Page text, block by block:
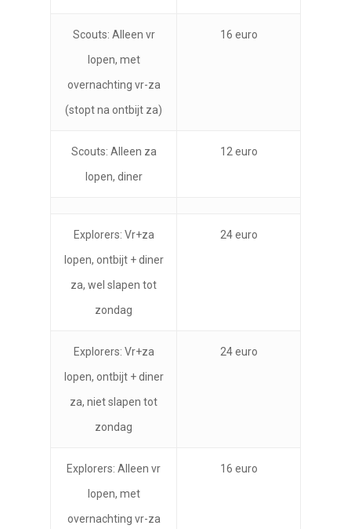
Scouts: Alleen vr
lopen, met
overnachting vr-za
(stopt na ontbijt za)
16 euro
Scouts: Alleen za
lopen, diner
12 euro
Explorers: Vr+za
lopen, ontbijt + diner
za, wel slapen tot
zondag
24 euro
Explorers: Vr+za
lopen, ontbijt + diner
za, niet slapen tot
zondag
24 euro
Explorers: Alleen vr
lopen, met
overnachting vr-za
16 euro